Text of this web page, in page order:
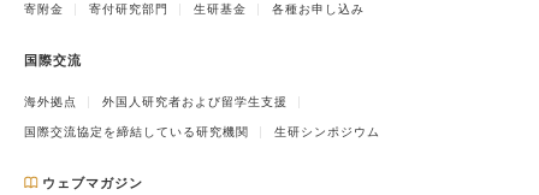
寄附金 寄付研究部門 生研基金 各種お申し込み
国際交流
海外拠点 外国人研究者および留学生支援
国際交流協定を締結している研究機関 生研シンポジウム
ウェブマガジン